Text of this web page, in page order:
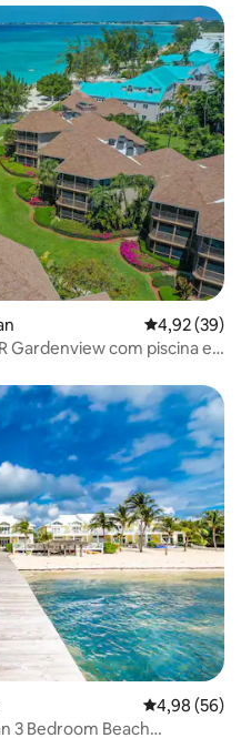
4,92 de uma
4,92 (39)
Gardenview com piscina e
hóspedes
4,98 de uma
4,98 (56)
3 Bedroom Beach